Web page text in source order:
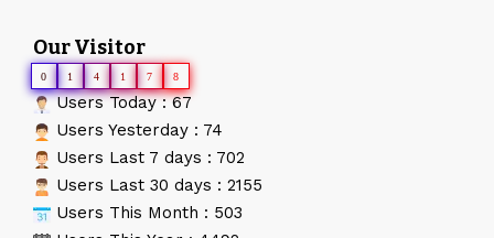
Our Visitor
0 1 4 1 7 8
Users Today : 67
Users Yesterday : 74
Users Last 7 days : 702
Users Last 30 days : 2155
Users This Month : 503